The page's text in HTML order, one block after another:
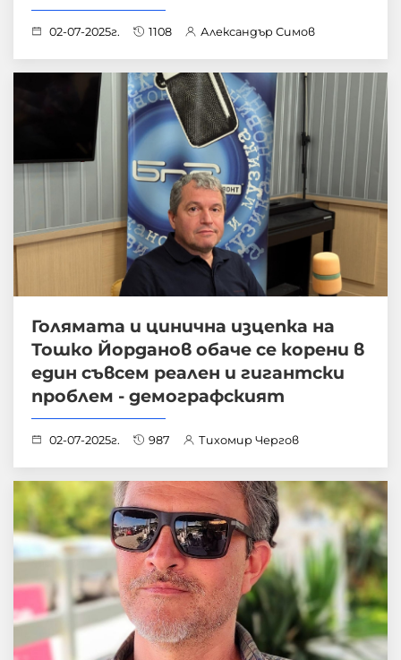
02-07-2025г. 1108 Александър Симов
Голямата и цинична изцепка на
Тошко Йорданов обаче се корени в
един съвсем реален и гигантски
проблем - демографският
02-07-2025г. 987 Тихомир Чергов